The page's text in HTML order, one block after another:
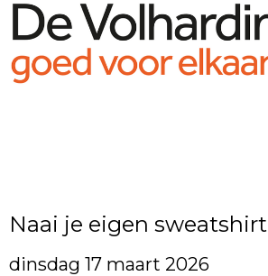
Naai je eigen sweatshirt
dinsdag 17 maart 2026